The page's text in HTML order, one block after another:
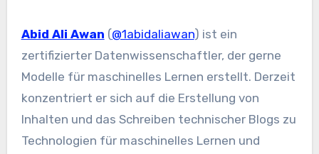
Abid Ali Awan (@1abidaliawan) ist ein
zertifizierter Datenwissenschaftler, der gerne
Modelle für maschinelles Lernen erstellt. Derzeit
konzentriert er sich auf die Erstellung von
Inhalten und das Schreiben technischer Blogs zu
Technologien für maschinelles Lernen und